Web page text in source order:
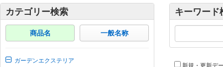
カテゴリー検索
商品名 一般名称
ガーデンエクステリア
キーワード
新規・更新デ